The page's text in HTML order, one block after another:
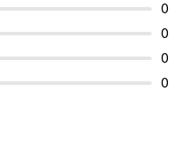
0
0
0
0